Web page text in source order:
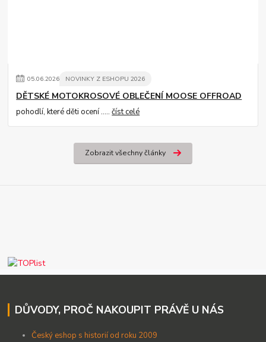
05.06.2026 NOVINKY Z ESHOPU 2026
DĚTSKÉ MOTOKROSOVÉ OBLEČENÍ MOOSE OFFROAD
pohodlí, které děti ocení .....číst celé
Zobrazit všechny články
DŮVODY, PROČ NAKOUPIT PRÁVĚ U NÁS
Český eshop s historií od roku 2009